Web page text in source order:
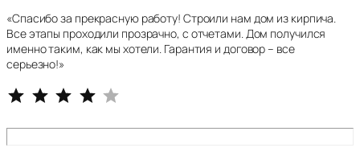
«Спасибо за прекрасную работу! Строили нам дом из кирпича.
Все этапы проходили прозрачно, с отчетами. Дом получился
именно таким, как мы хотели. Гарантия и договор – все
серьезно!»
⭐⭐ ⭐